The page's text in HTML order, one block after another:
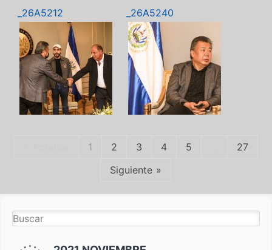
_26A5212 _26A5240
1 2 3 4 5
27
Siguiente